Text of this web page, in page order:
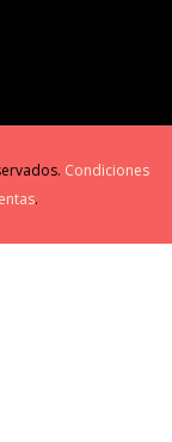
Condiciones
.